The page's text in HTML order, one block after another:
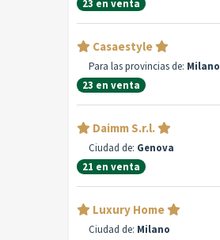
23 en venta
Casaestyle
Para las provincias de: Milano
23 en venta
Daimm S.r.l.
Ciudad de: Genova
21 en venta
Luxury Home
Ciudad de: Milano